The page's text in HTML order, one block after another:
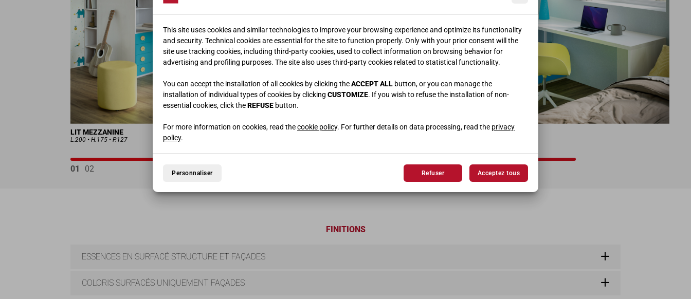
This site uses cookies and similar technologies to improve your browsing experience and optimize its functionality
and security. Technical cookies are essential for the site to function properly. Only with your prior consent will the
site use tracking cookies, including third-party cookies, used to collect information on browsing behavior for
advertising and profiling purposes. The site also uses third-party cookies related to statistical functionality.
You can accept the installation of all cookies by clicking theACCEPT ALL button, or you can manage the
installation of individual types of cookies by clicking CUSTOMIZE. If you wish to refuse the installation of non-
essential cookies, click theREFUSE button.
For more information on cookies, read thecookie policy. For further details on data processing, read the privacy
policy.
Personnaliser Refuser Acceptez tous
LIT MEZZANINE
L.200 • H.175 • P.127
LIT MEZZANINE BUREAU
01 02
FINITIONS
ESSENCES EN SURFACÉ STRUCTURE ET FAÇADES
COLORIS SURFACÉS UNIQUEMENT FAÇADES